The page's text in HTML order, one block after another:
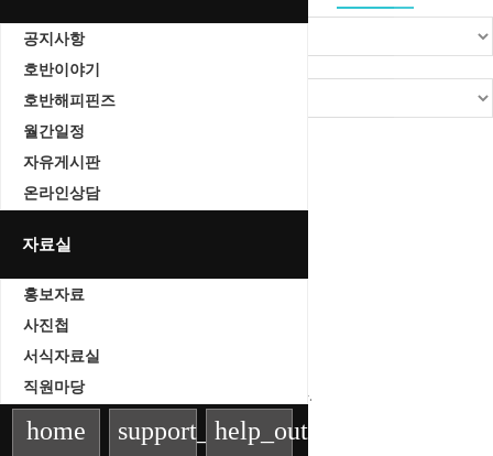
공지사항
호반이야기
호반해피핀즈
월간일정
자유게시판
온라인상담
자료실
홍보자료
사진첩
서식자료실
직원마당
home support_agenthelp_outline
Total 0건1 페이지
번호
제목
글쓴이
조회
날짜
게시물이 없습니다.